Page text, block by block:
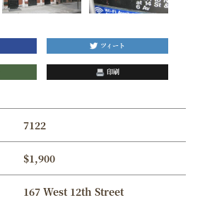
ツィート
印刷
7122
$1,900
167 West 12th Street